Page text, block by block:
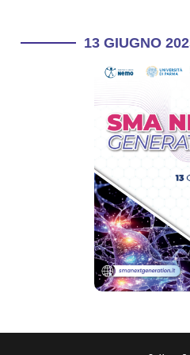
13 GIUGNO